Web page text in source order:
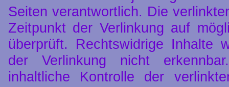
Seiten verantwortlich. Die
Zeitpunkt der Verlinkung auf
überprüft. Rechtswidrige Inhalte
der Verlinkung nicht
inhaltliche Kontrolle der